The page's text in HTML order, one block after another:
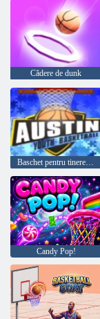
Cădere de dunk
Baschet pentru tineret Austin
Candy Pop!